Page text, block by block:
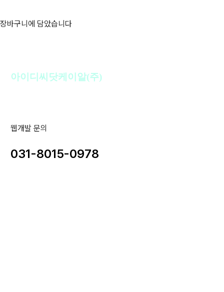
장바구니에 담았습니다
아이디씨닷케이알(주)
웹개발 문의
031-8015-0978